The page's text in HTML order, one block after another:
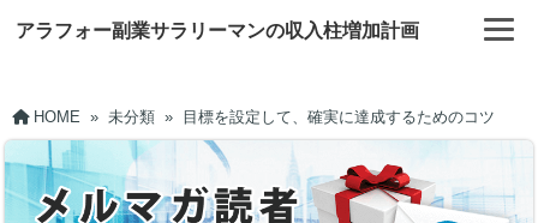
アラフォー副業サラリーマンの収入柱増加計画
HOME » 未分類 » 目標を設定して、確実に達成するためのコツ